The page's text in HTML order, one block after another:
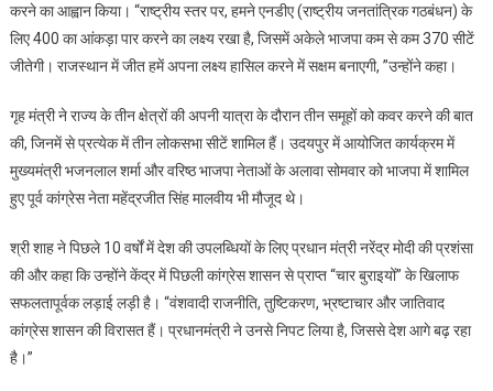
करने का आह्वान किया। “राष्ट्रीय स्तर पर, हमने एनडीए (राष्ट्रीय जनतांत्रिक गठबंधन) के
लिए 400 का आंकड़ा पार करने का लक्ष्य रखा है, जिसमें अकेले भाजपा कम से कम 370 सीटें
जीतेगी। राजस्थान में जीत हमें अपना लक्ष्य हासिल करने में सक्षम बनाएगी, ”उन्होंने कहा।
गृह मंत्री ने राज्य के तीन क्षेत्रों की अपनी यात्रा के दौरान तीन समूहों को कवर करने की बात
की, जिनमें से प्रत्येक में तीन लोकसभा सीटें शामिल हैं। उदयपुर में आयोजित कार्यक्रम में
मुख्यमंत्री भजनलाल शर्मा और वरिष्ठ भाजपा नेताओं के अलावा सोमवार को भाजपा में शामिल
हुए पूर्व कांग्रेस नेता महेंद्रजीत सिंह मालवीय भी मौजूद थे।
श्री शाह ने पिछले 10 वर्षों में देश की उपलब्धियों के लिए प्रधान मंत्री नरेंद्र मोदी की प्रशंसा
की और कहा कि उन्होंने केंद्र में पिछली कांग्रेस शासन से प्राप्त “चार बुराइयों” के खिलाफ
सफलतापूर्वक लड़ाई लड़ी है। “वंशवादी राजनीति, तुष्टिकरण, भ्रष्टाचार और जातिवाद
कांग्रेस शासन की विरासत हैं। प्रधानमंत्री ने उनसे निपट लिया है, जिससे देश आगे बढ़ रहा
है।”